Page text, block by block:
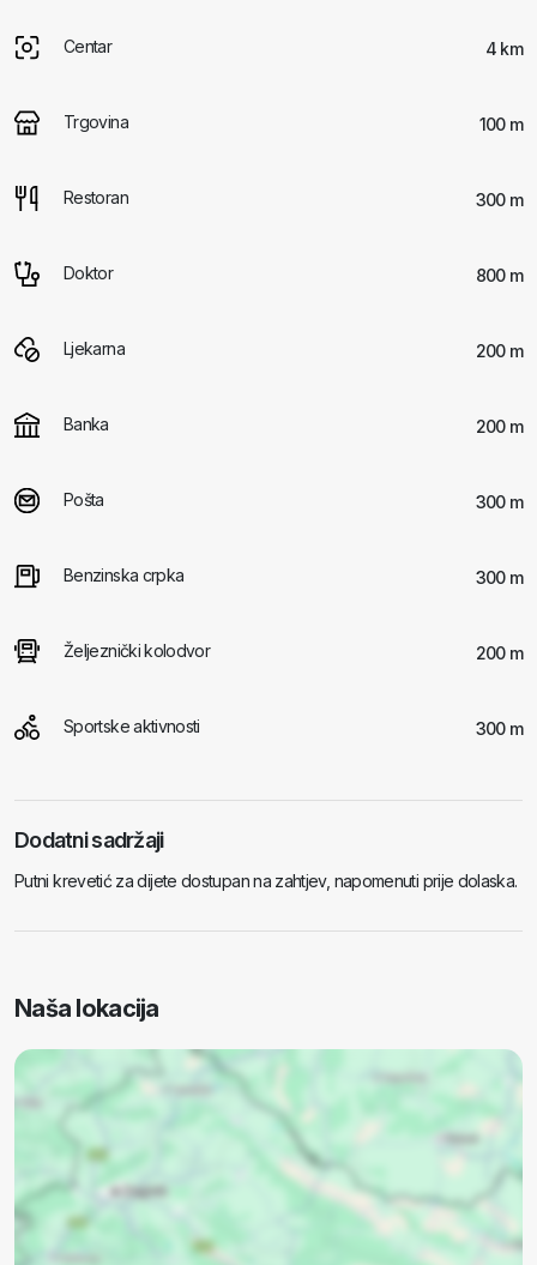
Centar 4 km
Trgovina 100 m
Restoran 300 m
Doktor 800 m
Ljekarna 200 m
Banka 200 m
Pošta 300 m
Benzinska crpka 300 m
Željeznički kolodvor 200 m
Sportske aktivnosti 300 m
Dodatni sadržaji
Putni krevetić za dijete dostupan na zahtjev, napomenuti prije dolaska.
Naša lokacija